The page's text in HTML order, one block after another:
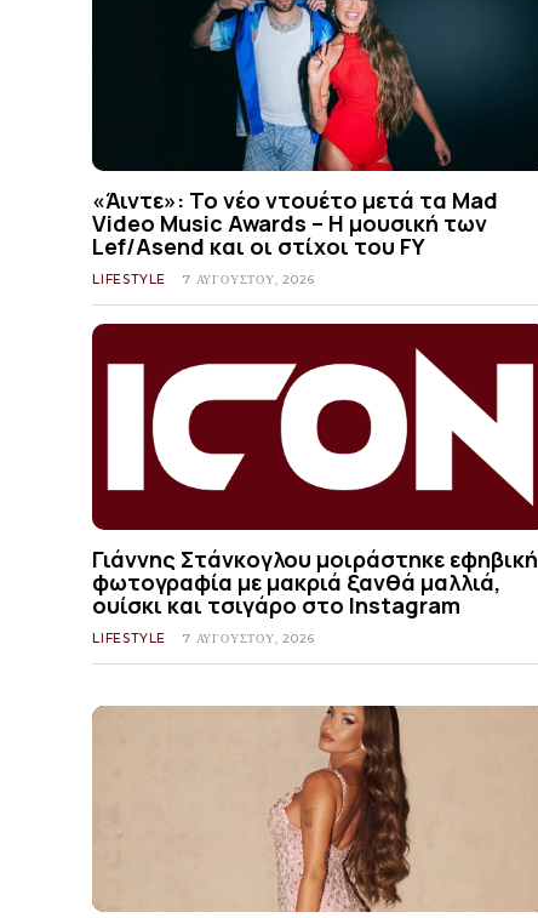
«Άιντε»: Το νέο ντουέτο μετά τα Mad
Video Music Awards – Η μουσική των
Lef/Asend και οι στίχοι του FY
LIFESTYLE 7 ΑΥΓΟΎΣΤΟΥ, 2026
Γιάννης Στάνκογλου μοιράστηκε εφηβική
φωτογραφία με μακριά ξανθά μαλλιά,
ουίσκι και τσιγάρο στο Instagram
LIFESTYLE 7 ΑΥΓΟΎΣΤΟΥ, 2026